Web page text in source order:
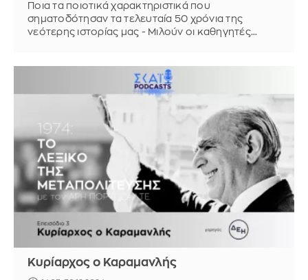
Ποια τα ποιοτικά χαρακτηριστικά που
σηματοδότησαν τα τελευταία 50 χρόνια της
νεότερης ιστορίας μας - Μιλούν οι καθηγητές
Κυρίαρχος ο Καραμανλής